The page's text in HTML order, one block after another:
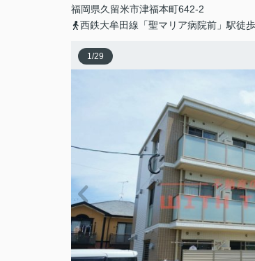
福岡県久留米市津福本町642-2
西鉄大牟田線「聖マリア病院前」駅徒
1/29